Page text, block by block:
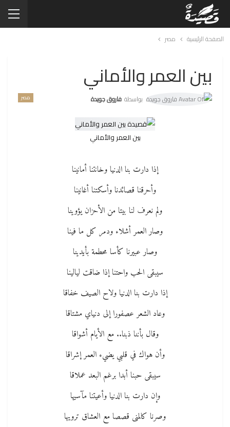
الصفحة الرئيسية مصر
بين العمر والأماني
مصر بواسطة فاروق جويدة
بين العمر والأماني
إذا دارت بنا الدنيا وخانتنا أمانينا
وأحرقنا قصائدنا وأسكتنا أغانينا
ولم نعرف لنا بيتا من الأحزان يؤوينا
وصار العمر أشلاء ودمر كل ما فينا
وصار عبيرنا كأسا محطمة بأيدينا
سيبقى الحب واحتنا إذا ضاقت ليالينا
إذا دارت بنا الدنيا ولاح الصيف خفاقا
وعاد الشعر عصفورا إلى دنياي مشتاقا
وقال بأننا ذبنا.. مع الأيام أشواقا
وأن هواك في قلبي يضيء العمر إشراقا
سيبقى حبنا أبدا برغم البعد عملاقا
وإن دارت بنا الدنيا وأعيتنا مآسيها
وصرنا كالمنى قصصا مع العشاق ترويها